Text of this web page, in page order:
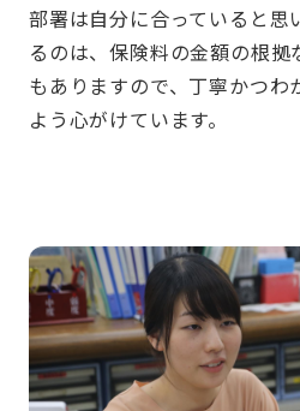
部署は自分に合っていると思
るのは、保険料の金額の根
もありますので、丁寧かつわ
よう心がけています。